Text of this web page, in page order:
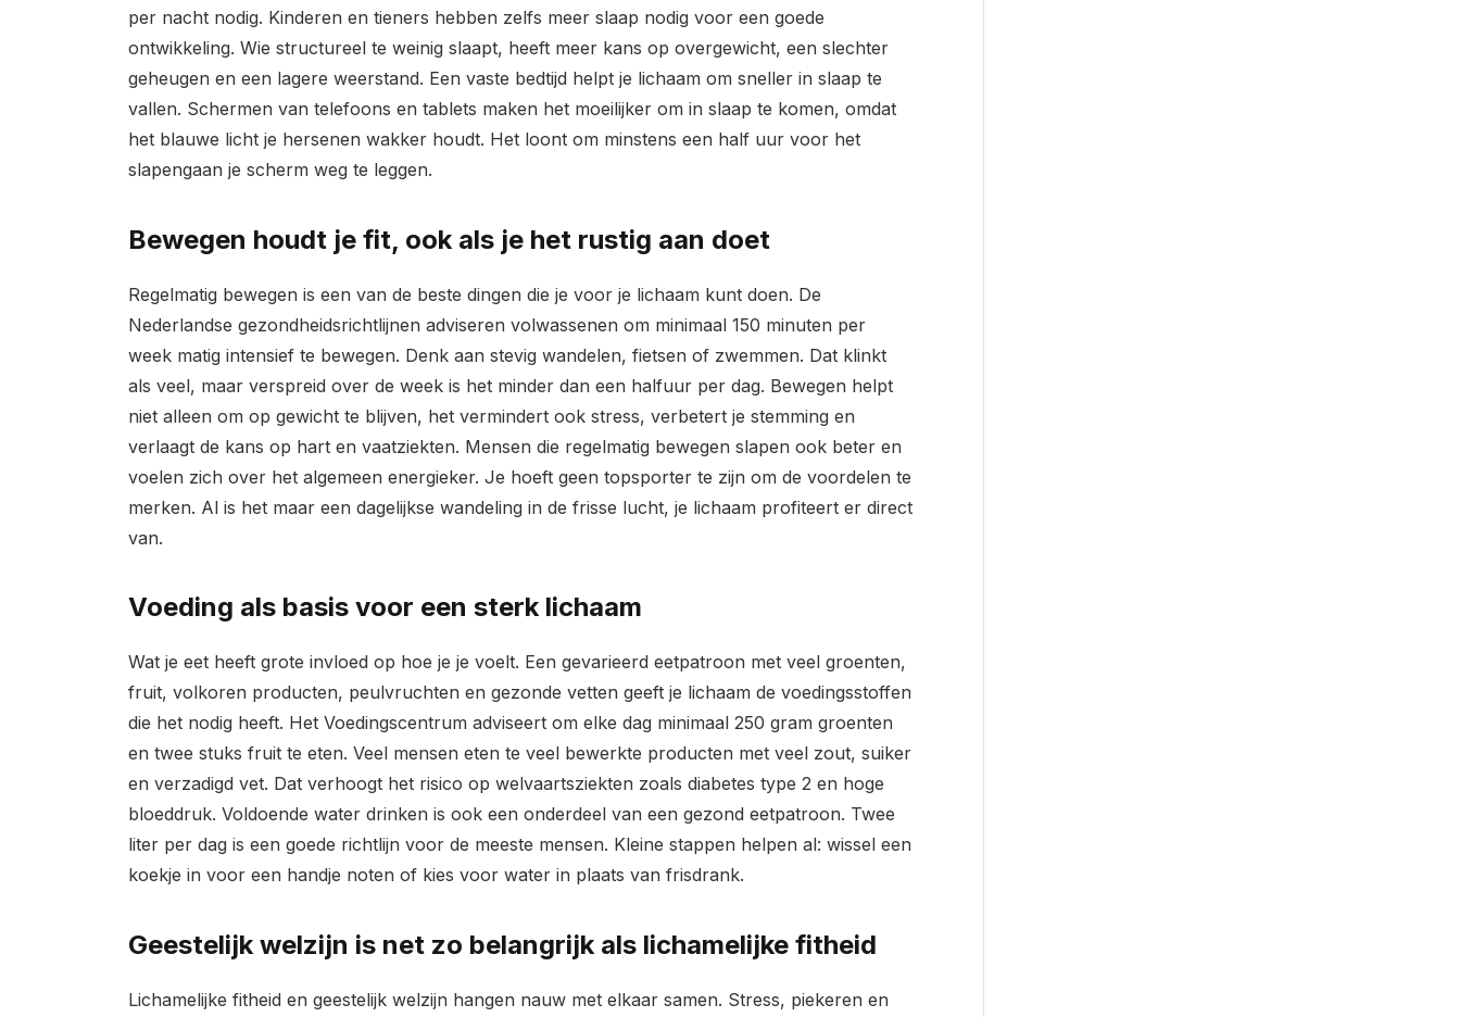
per nacht nodig. Kinderen en tieners hebben zelfs meer slaap nodig voor een goede
ontwikkeling. Wie structureel te weinig slaapt, heeft meer kans op overgewicht, een slechter
geheugen en een lagere weerstand. Een vaste bedtijd helpt je lichaam om sneller in slaap te
vallen. Schermen van telefoons en tablets maken het moeilijker om in slaap te komen, omdat
het blauwe licht je hersenen wakker houdt. Het loont om minstens een half uur voor het
slapengaan je scherm weg te leggen.
Bewegen houdt je fit, ook als je het rustig aan doet
Regelmatig bewegen is een van de beste dingen die je voor je lichaam kunt doen. De
Nederlandse gezondheidsrichtlijnen adviseren volwassenen om minimaal 150 minuten per
week matig intensief te bewegen. Denk aan stevig wandelen, fietsen of zwemmen. Dat klinkt
als veel, maar verspreid over de week is het minder dan een halfuur per dag. Bewegen helpt
niet alleen om op gewicht te blijven, het vermindert ook stress, verbetert je stemming en
verlaagt de kans op hart en vaatziekten. Mensen die regelmatig bewegen slapen ook beter en
voelen zich over het algemeen energieker. Je hoeft geen topsporter te zijn om de voordelen te
merken. Al is het maar een dagelijkse wandeling in de frisse lucht, je lichaam profiteert er direct
van.
Voeding als basis voor een sterk lichaam
Wat je eet heeft grote invloed op hoe je je voelt. Een gevarieerd eetpatroon met veel groenten,
fruit, volkoren producten, peulvruchten en gezonde vetten geeft je lichaam de voedingsstoffen
die het nodig heeft. Het Voedingscentrum adviseert om elke dag minimaal 250 gram groenten
en twee stuks fruit te eten. Veel mensen eten te veel bewerkte producten met veel zout, suiker
en verzadigd vet. Dat verhoogt het risico op welvaartsziekten zoals diabetes type 2 en hoge
bloeddruk. Voldoende water drinken is ook een onderdeel van een gezond eetpatroon. Twee
liter per dag is een goede richtlijn voor de meeste mensen. Kleine stappen helpen al: wissel een
koekje in voor een handje noten of kies voor water in plaats van frisdrank.
Geestelijk welzijn is net zo belangrijk als lichamelijke fitheid
Lichamelijke fitheid en geestelijk welzijn hangen nauw met elkaar samen. Stress, piekeren en